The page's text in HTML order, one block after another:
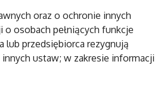
oraz o ochronie innych
osobach pełniących funkcje
lub przedsiębiorca rezygnują
ustaw; w zakresie informacji